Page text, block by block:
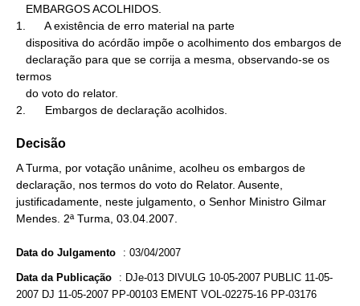
1.      A existência de erro material na parte
termos
2.      Embargos de declaração acolhidos.
Decisão
A Turma, por votação unânime, acolheu os embargos de
declaração, nos termos do voto do Relator. Ausente,
justificadamente, neste julgamento, o Senhor Ministro Gilmar
Mendes. 2ª Turma, 03.04.2007.
Data do Julgamento : 03/04/2007
Data da Publicação : DJe-013 DIVULG 10-05-2007 PUBLIC 11-05-
2007 DJ 11-05-2007 PP-00103 EMENT VOL-02275-16 PP-03176